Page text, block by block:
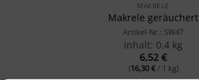
MAKRELE
Makrele geräuchert
Artikel-Nr.: SW47
Inhalt: 0.4 kg
6,52 €
(16,30 €/ 1 kg)